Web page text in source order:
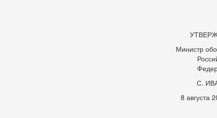
Министр
С.
8 августа